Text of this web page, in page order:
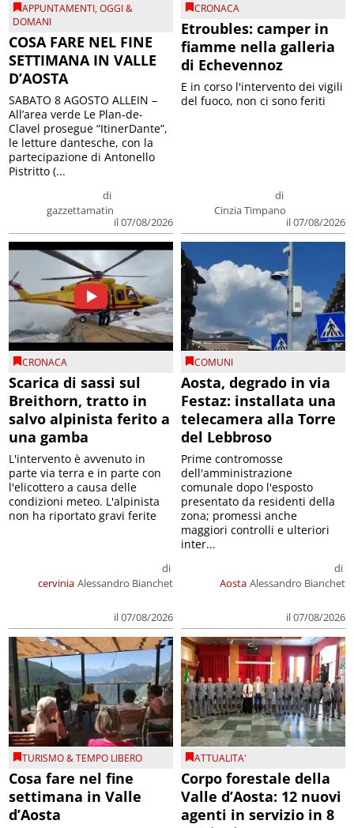
APPUNTAMENTI,OGGI &
DOMANI
COSA FARE NEL FINE
SETTIMANA IN VALLE
D’AOSTA
di
gazzettamatin
il 07/08/2026
SABATO 8 AGOSTO ALLEIN –
All’area verde Le Plan-de-
Clavel prosegue “ItinerDante”,
le letture dantesche, con la
partecipazione di Antonello
Pistritto (...
CRONACA
Etroubles: camper in
fiamme nella galleria
di Echevennoz
di
Cinzia Timpano
il 07/08/2026
E in corso l'intervento dei vigili
del fuoco, non ci sono feriti
CRONACA
Scarica di sassi sul
Breithorn, tratto in
salvo alpinista ferito a
una gamba
cervinia
di
Alessandro Bianchet
il 07/08/2026
L'intervento è avvenuto in
parte via terra e in parte con
l'elicottero a causa delle
condizioni meteo. L'alpinista
non ha riportato gravi ferite
COMUNI
Aosta, degrado in via
Festaz: installata una
telecamera alla Torre
del Lebbroso
Aosta
di
Alessandro Bianchet
il 07/08/2026
Prime contromosse
dell'amministrazione
comunale dopo l'esposto
presentato da residenti della
zona; promessi anche
maggiori controlli e ulteriori
inter...
TURISMO & TEMPO LIBERO
Cosa fare nel fine
settimana in Valle
d’Aosta
ATTUALITA'
Corpo forestale della
Valle d’Aosta: 12 nuovi
agenti in servizio in 8